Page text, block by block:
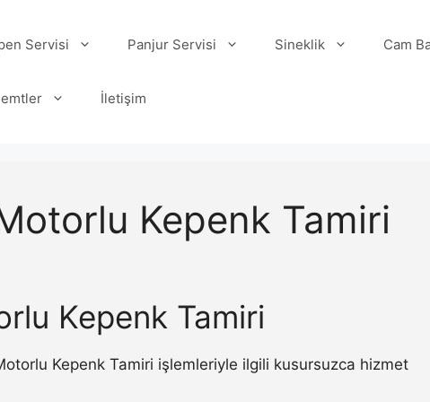
Servisi Panjur Servisi Sineklik Cam
İletişim
Kepenk Tamiri
Kepenk Tamiri
Kepenk Tamiri işlemleriyle ilgili kusursuzca hizmet